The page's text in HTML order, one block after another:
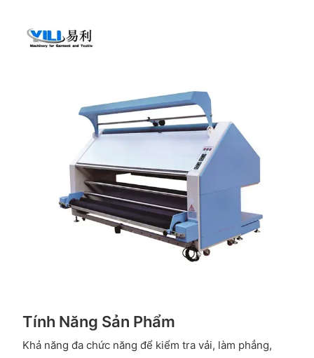
Tính Năng Sản Phẩm
Khả năng đa chức năng để kiểm tra vải, làm phẳng,